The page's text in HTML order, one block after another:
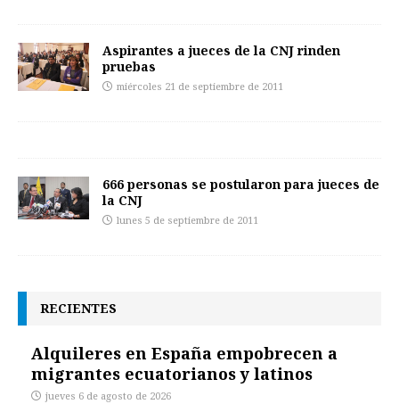
Aspirantes a jueces de la CNJ rinden
pruebas
miércoles 21 de septiembre de 2011
666 personas se postularon para jueces de
la CNJ
lunes 5 de septiembre de 2011
RECIENTES
Alquileres en España empobrecen a
migrantes ecuatorianos y latinos
jueves 6 de agosto de 2026